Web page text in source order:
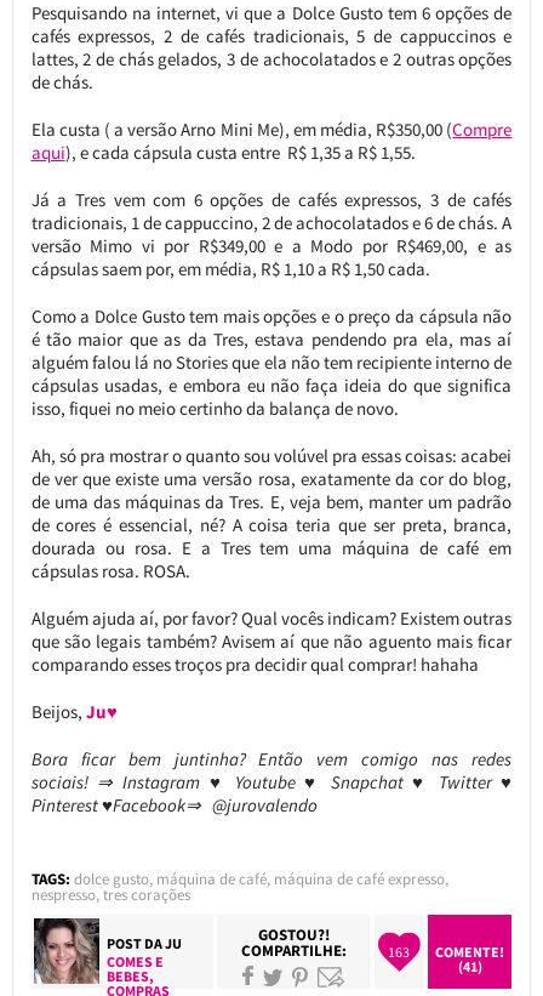
Pesquisando na internet, vi que a Dolce Gusto tem 6 opções de
cafés expressos, 2 de cafés tradicionais, 5 de cappuccinos e
lattes, 2 de chás gelados, 3 de achocolatados e 2 outras opções
de chás.
Ela custa ( a versão Arno Mini Me), em média, R$350,00 (Compre
aqui), e cada cápsula custa entre R$ 1,35 a R$ 1,55.
Já a Tres vem com 6 opções de cafés expressos, 3 de cafés
tradicionais, 1 de cappuccino, 2 de achocolatados e 6 de chás. A
versão Mimo vi por R$349,00 e a Modo por R$469,00, e as
cápsulas saem por, em média, R$ 1,10 a R$ 1,50 cada.
Como a Dolce Gusto tem mais opções e o preço da cápsula não
é tão maior que as da Tres, estava pendendo pra ela, mas aí
alguém falou lá no Stories que ela não tem recipiente interno de
cápsulas usadas, e embora eu não faça ideia do que significa
isso, fiquei no meio certinho da balança de novo.
Ah, só pra mostrar o quanto sou volúvel pra essas coisas: acabei
de ver que existe uma versão rosa, exatamente da cor do blog,
de uma das máquinas da Tres. E, veja bem, manter um padrão
de cores é essencial, né? A coisa teria que ser preta, branca,
dourada ou rosa. E a Tres tem uma máquina de café em
cápsulas rosa. ROSA.
Alguém ajuda aí, por favor? Qual vocês indicam? Existem outras
que são legais também? Avisem aí que não aguento mais ficar
comparando esses troços pra decidir qual comprar! hahaha
Beijos, Ju♥
Bora ficar bem juntinha? Então vem comigo nas redes
sociais! ⇒ Instagram ♥ Youtube ♥ Snapchat ♥ Twitter ♥
Pinterest ♥Facebook⇒ @jurovalendo
TAGS: dolce gusto, máquina de café, máquina de café expresso,
nespresso,tres corações
POST DAJU
COMES E
BEBES,
COMPRAS
GOSTOU?!
COMPARTILHE: 163
COMENTE!
(41)